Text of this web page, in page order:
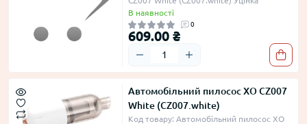
В наявності
0
609.00 ₴
Автомобільний пилосос XO CZ007
White (CZ007.white)
Код товару: Автомобільний пилосос XO